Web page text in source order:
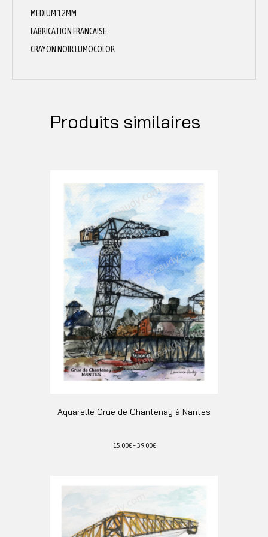
MEDIUM 12MM
FABRICATION FRANCAISE
CRAYON NOIR LUMOCOLOR
Produits similaires
Aquarelle Grue de Chantenay à Nantes
15,00€–39,00€
plusieurs
Les
options